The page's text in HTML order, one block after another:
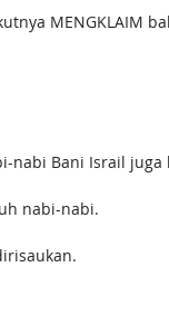
MENGKLAIM
nabi Bani Israil juga
nabi-nabi.